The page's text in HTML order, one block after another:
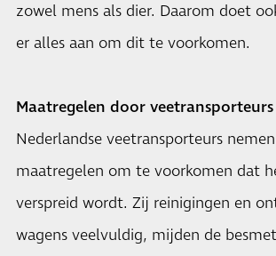
zowel mens als dier. Daarom doet
er alles aan om dit te voorkomen.
Maatregelen door veetransporteurs
Nederlandse veetransporteurs
maatregelen om te voorkomen dat
verspreid wordt. Zij reinigingen en
wagens veelvuldig, mijden de